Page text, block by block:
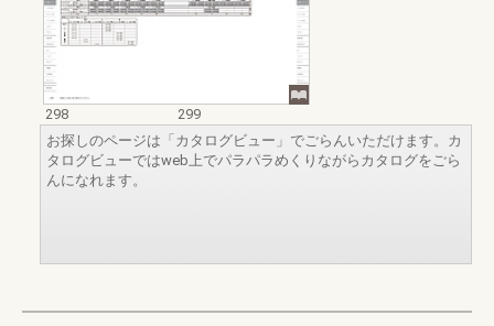
298
299
お探しのページは「カタログビュー」でごらんいただけます。カ
タログビューではweb上でパラパラめくりながらカタログをごら
んになれます。